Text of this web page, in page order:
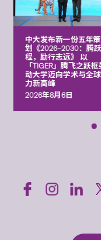
中大发布新一份五年
划《2026‒2030：腾
程，励行志远》 以
「TIGER」腾飞之跃框
动大学迈向学术与全
力新高峰
2026年8月6日